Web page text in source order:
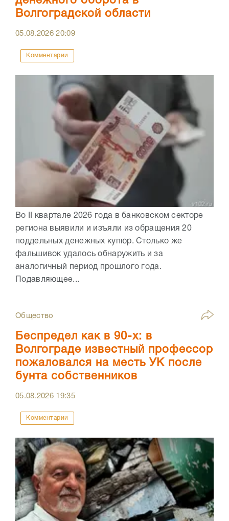
Волгоградской области
05.08.202620:09
Комментарии
Во II квартале 2026 года в банковском секторе
региона выявили и изъяли из обращения 20
поддельных денежных купюр. Столько же
фальшивок удалось обнаружить и за
аналогичный период прошлого года.
Подавляющее...
Общество
Беспредел как в 90-х: в
Волгограде известный профессор
пожаловался на месть УК после
бунта собственников
05.08.2026 19:35
Комментарии